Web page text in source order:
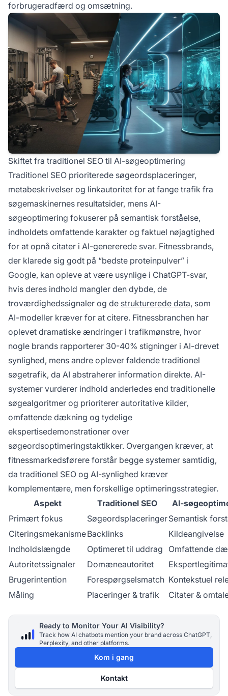
forbrugeradfærd og omsætning.
Skiftet fra traditionel SEO til AI-søgeoptimering
Traditionel SEO prioriterede søgeordsplaceringer,
metabeskrivelser og linkautoritet for at fange trafik fra
søgemaskinernes resultatsider, mens AI-
søgeoptimering fokuserer på semantisk forståelse,
indholdets omfattende karakter og faktuel nøjagtighed
for at opnå citater i AI-genererede svar. Fitnessbrands,
der klarede sig godt på “bedste proteinpulver” i
Google, kan opleve at være usynlige i ChatGPT-svar,
hvis deres indhold mangler den dybde, de
troværdighedssignaler og de strukturerede data, som
AI-modeller kræver for at citere. Fitnessbranchen har
oplevet dramatiske ændringer i trafikmønstre, hvor
nogle brands rapporterer 30-40% stigninger i AI-drevet
synlighed, mens andre oplever faldende traditionel
søgetrafik, da AI abstraherer information direkte. AI-
systemer vurderer indhold anderledes end traditionelle
søgealgoritmer og prioriterer autoritative kilder,
omfattende dækning og tydelige
ekspertisedemonstrationer over
søgeordsoptimeringstaktikker. Overgangen kræver, at
fitnessmarkedsførere forstår begge systemer samtidig,
da traditionel SEO og AI-synlighed kræver
komplementære, men forskellige optimeringsstrategier.
Aspekt
Traditionel SEO
AI-
Primært fokus
SøgeordsplaceringerSemantisk
CiteringsmekanismeBacklinks
Kildeangivelse
Indholdslængde
Optimeret til uddrag
Omfattende
Autoritetssignaler
Domæneautoritet
Brugerintention
Forespørgselsmatch Kontekstuel
Måling
Placeringer & trafik Citater &
Ready to Monitor Your AI Visibility?
Track how AI chatbots mention your brand across ChatGPT,
Perplexity, and other platforms.
Kom i gang
Kontakt